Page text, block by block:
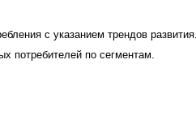
с указанием трендов
потребителей по сегментам.